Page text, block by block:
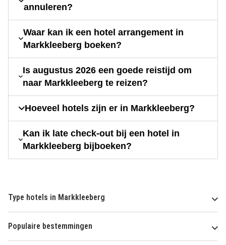
annuleren?
Waar kan ik een hotel arrangement in
Markkleeberg boeken?
Is augustus 2026 een goede reistijd om
naar Markkleeberg te reizen?
Hoeveel hotels zijn er in Markkleeberg?
Kan ik late check-out bij een hotel in
Markkleeberg bijboeken?
Type hotels in Markkleeberg
Populaire bestemmingen